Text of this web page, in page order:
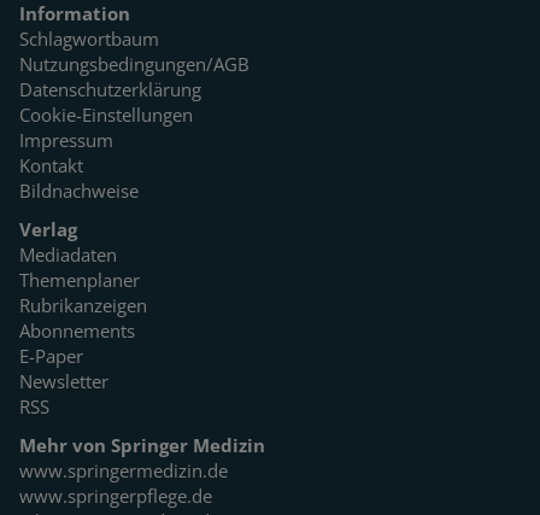
Information
Schlagwortbaum
Nutzungsbedingungen/AGB
Datenschutzerklärung
Cookie-Einstellungen
Impressum
Kontakt
Bildnachweise
Verlag
Mediadaten
Themenplaner
Rubrikanzeigen
Abonnements
E-Paper
Newsletter
RSS
Mehr von Springer Medizin
www.springermedizin.de
www.springerpflege.de